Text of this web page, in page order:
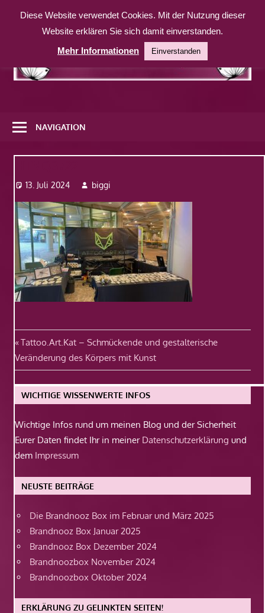
Inhalt
weitere
Website
NAVIGATION
13. Juli 2024 biggi
Beitragsnavigation
Vorheriger
Beitrag:
Tattoo.Art.Kat – Schmückende und gestalterische
Veränderung des Körpers mit Kunst
WICHTIGE WISSENWERTE INFOS
Wichtige Infos rund um meinen Blog und der Sicherheit
Eurer Daten findet Ihr in meiner Datenschutzerklärung und
dem Impressum
NEUSTE BEITRÄGE
Die Brandnooz Box im Februar und März 2025
Brandnooz Box Januar 2025
Brandnooz Box Dezember 2024
Brandnoozbox November 2024
Brandnoozbox Oktober 2024
ERKLÄRUNG ZU GELINKTEN SEITEN!
Diese Website verwendet Cookies. Mit der Nutzung dieser
Website erklären Sie sich damit einverstanden.
Mehr Informationen
Einverstanden